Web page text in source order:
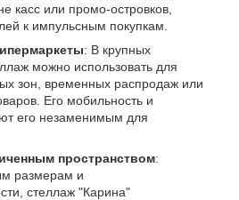
касс или промо-островков,
к импульсным покупкам.
: В крупных
можно использовать для
зон, временных распродаж или
Его мобильность и
его незаменимым для
пространством:
размерам и
стеллаж "Карина"